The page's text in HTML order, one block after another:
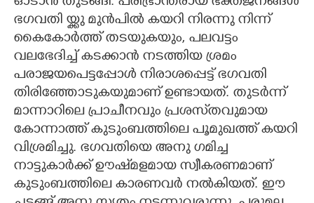
ഭഗവതി യ്ക്കു മുൻപിൽ കയറി നിരന്നു നിന്ന്
കൈകോർത്ത് തടയുകയും, പലവട്ടം
വലഭേദിച്ച് കടക്കാൻ നടത്തിയ ശ്രമം
പരാജയപെട്ടപ്പോൾ നിരാശപ്പെട്ട് ഭഗവതി
തിരിഞ്ഞോടുകയുമാണ് ഉണ്ടായത്. തുടർന്ന്
മാന്നാറിലെ പ്രാചീനവും പ്രശസ്‌തവുമായ
കോന്നാത്ത് കുടുംബത്തിലെ പൂമുഖത്ത് കയറി
വിശ്രമിച്ചു. ഭഗവതിയെ അനു ഗമിച്ച
നാട്ടുകാർക്ക് ഊഷ്‌മളമായ സ്വീകരണമാണ്
കുടുംബത്തിലെ കാരണവർ നൽകിയത്. ഈ